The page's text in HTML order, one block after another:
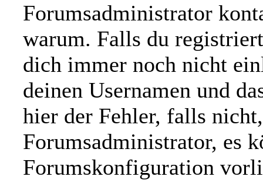
Forumsadministrator
warum. Falls du
dich immer noch nicht
deinen Usernamen und
hier der Fehler, falls
Forumsadministrator, es
Forumskonfiguration